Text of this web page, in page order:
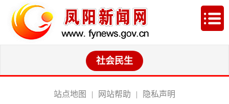
社会民生
站点地图 | 网站帮助 |
隐私声明